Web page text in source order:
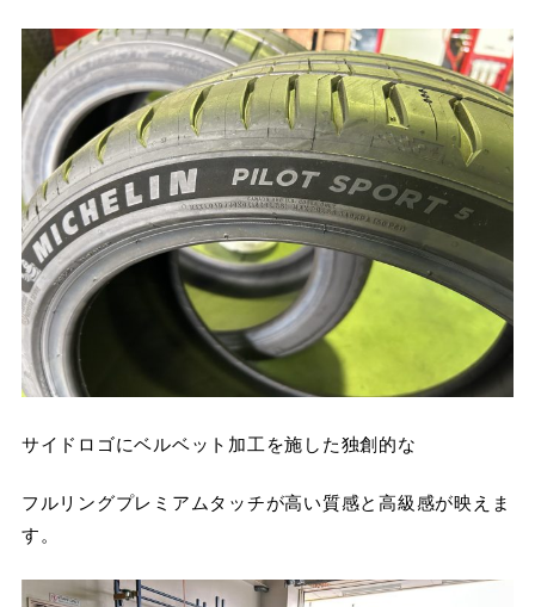
サイドロゴにベルベット加工を施した独創的な
フルリングプレミアムタッチが高い質感と高級感が映えま
す。